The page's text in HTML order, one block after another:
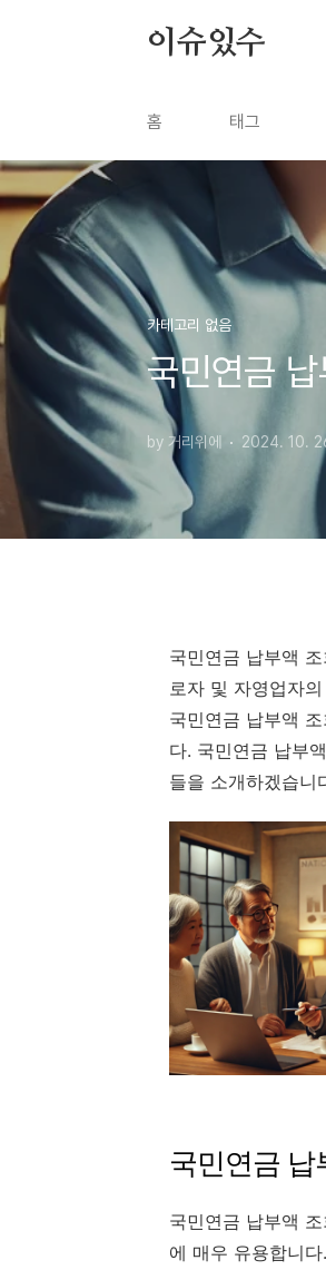
이슈있수
홈 태그
카테고리 없음
국민연금
by 거리위에 2024. 10.
국민연금 납부액
로자 및 자영업자
국민연금 납부액
다. 국민연금 납부
들을 소개하겠습니
국민연금 납
국민연금 납부액
에 매우 유용합니